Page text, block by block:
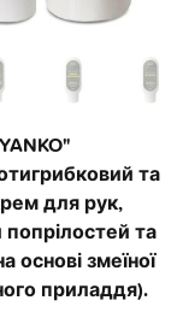
та
для рук,
та
основі змеїної
приладдя).